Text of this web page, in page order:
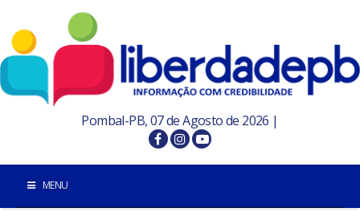
Pombal-PB, 07 de Agosto de 2026 |
MENU